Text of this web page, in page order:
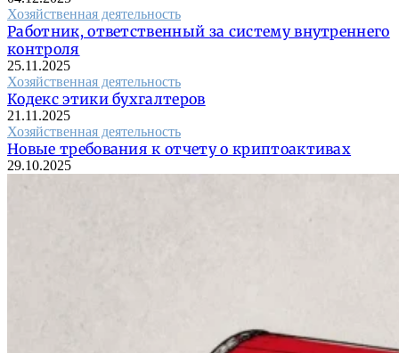
Хозяйственная деятельность
Работник, ответственный за систему внутреннего
контроля
25.11.2025
Хозяйственная деятельность
Кодекс этики бухгалтеров
21.11.2025
Хозяйственная деятельность
Новые требования к отчету о криптоактивах
29.10.2025